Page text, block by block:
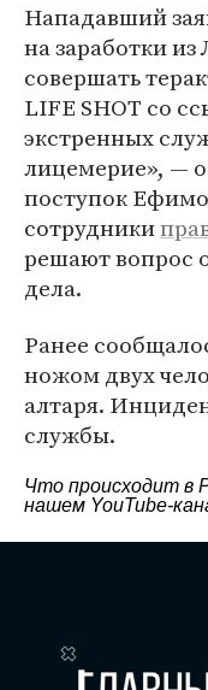
Нападавший
на заработки
совершать
LIFE SHOT со
экстренных
лицемерие», —
поступок
сотрудники
решают вопрос
дела.
Ранее
ножом двух
алтаря.
службы.
Что происходит в
нашем YouTube-